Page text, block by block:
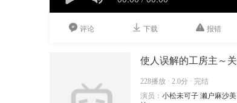
评论 下载 报错
228播放 · 2.0分 · 完结
演员： 小松未可子 濑户麻沙美